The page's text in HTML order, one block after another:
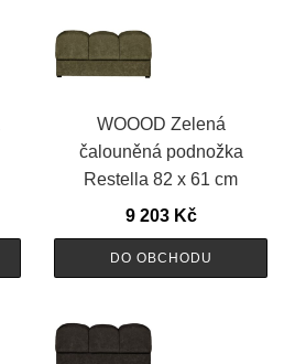
WOOOD Zelená
čalouněná podnožka
Restella 82 x 61 cm
9 203 Kč
DO OBCHODU